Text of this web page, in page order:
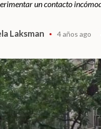
un contacto
Laksman 4 años ago